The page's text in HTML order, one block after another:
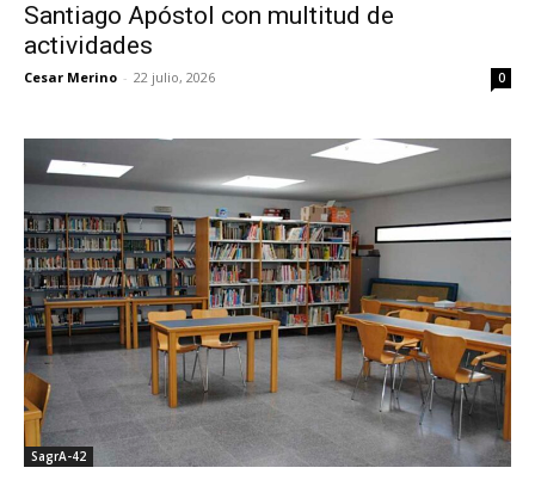
Santiago Apóstol con multitud de
actividades
Cesar Merino - 22 julio, 2026 0
SagrA-42